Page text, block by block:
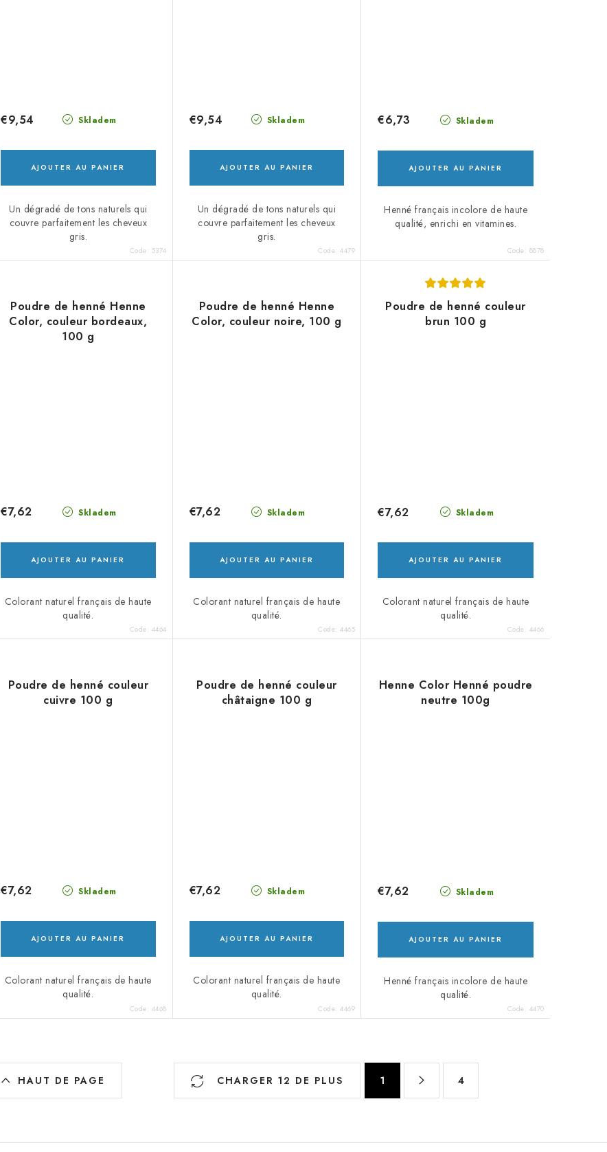
Skladem
€9,54
AJOUTER AU PANIER
Un dégradé de tons naturels qui
couvre parfaitement les cheveux
gris.
Code: 5374
Skladem
€9,54
AJOUTER AU PANIER
Un dégradé de tons naturels qui
couvre parfaitement les cheveux
gris.
Code:4479
Skladem
€6,73
AJOUTER AU PANIER
Henné français incolore de haute
qualité, enrichi en vitamines.
Code: 8878
Poudre de henné Henne
Color, couleur bordeaux,
100 g
Skladem
€7,62
AJOUTER AU PANIER
Colorant naturel français de haute
qualité.
Code: 4464
Poudre de henné Henne
Color, couleur noire, 100 g
Skladem
€7,62
AJOUTER AU PANIER
Colorant naturel français de haute
qualité.
Code:4465
Poudre de henné couleur
brun 100 g
Skladem
€7,62
AJOUTER AU PANIER
Colorant naturel français de haute
qualité.
Code: 4466
Poudre de henné couleur
cuivre 100 g
Skladem
€7,62
AJOUTER AU PANIER
Colorant naturel français de haute
qualité.
Code: 4468
Poudre de henné couleur
châtaigne 100 g
Skladem
€7,62
AJOUTER AU PANIER
Colorant naturel français de haute
qualité.
Code:4469
Henne Color Henné poudre
neutre 100g
Skladem
€7,62
AJOUTER AU PANIER
Henné français incolore de haute
qualité.
Code: 4470
CHARGER 12 DE PLUS
P
1 4
HAUT DE PAGE